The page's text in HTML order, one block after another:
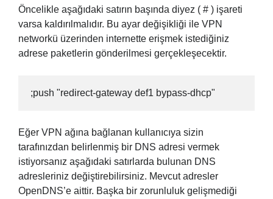
Öncelikle aşağıdaki satırın başında diyez ( # ) işareti
varsa kaldırılmalıdır. Bu ayar değişikliği ile VPN
networkü üzerinden internette erişmek istediğiniz
adrese paketlerin gönderilmesi gerçekleşecektir.
;push "redirect-gateway def1 bypass-dhcp"
Eğer VPN ağına bağlanan kullanıcıya sizin
tarafınızdan belirlenmiş bir DNS adresi vermek
istiyorsanız aşağıdaki satırlarda bulunan DNS
adresleriniz değiştirebilirsiniz. Mevcut adresler
OpenDNS’e aittir. Başka bir zorunluluk gelişmediği